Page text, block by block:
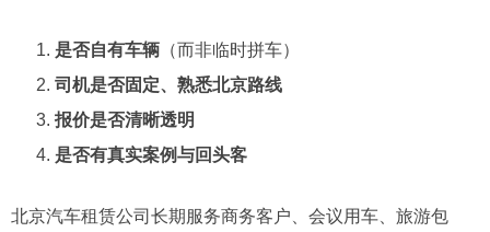
是否自有车辆 （而非临时拼车）
司机是否固定、熟悉北京路线
报价是否清晰透明
是否有真实案例与回头客
北京汽车租赁公司长期服务商务客户、会议用车、旅游包